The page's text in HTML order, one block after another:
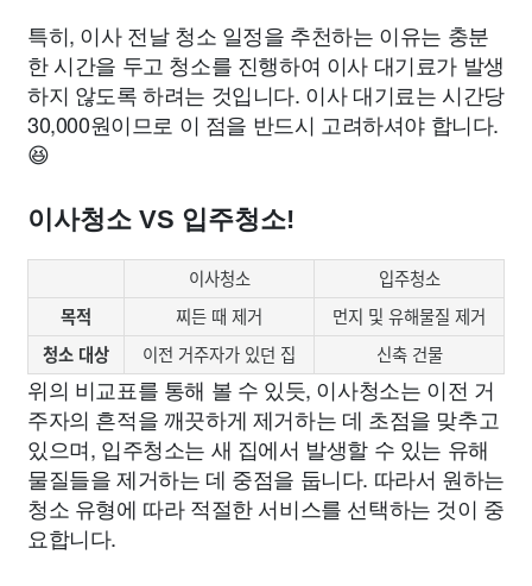
특히, 이사 전날 청소 일정을 추천하는 이유는 충분
한 시간을 두고 청소를 진행하여 이사 대기료가 발생
하지 않도록 하려는 것입니다. 이사 대기료는 시간당
30,000원이므로 이 점을 반드시 고려하셔야 합니다.
😆
이사청소 VS 입주청소!
이사청소
입주청소
목적
찌든 때 제거
먼지 및 유해물질 제거
청소 대상
이전 거주자가 있던 집 신축 건물
위의 비교표를 통해 볼 수 있듯, 이사청소는 이전 거
주자의 흔적을 깨끗하게 제거하는 데 초점을 맞추고
있으며, 입주청소는 새 집에서 발생할 수 있는 유해
물질들을 제거하는 데 중점을 둡니다. 따라서 원하는
청소 유형에 따라 적절한 서비스를 선택하는 것이 중
요합니다.